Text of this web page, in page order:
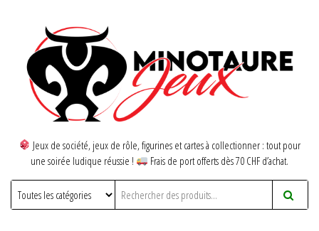
Jeux de société, jeux de rôle, figurines et cartes à collectionner : tout pour
une soirée ludique réussie !
Frais de port offerts dès 70 CHF d’achat.